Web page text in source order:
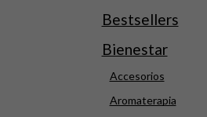
Bestsellers
Bienestar
Accesorios
Aromaterapia